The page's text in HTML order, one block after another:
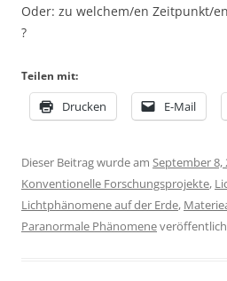
Oder: zu welchem/en Zeitpunkt/
?
Teilen mit:
Drucken E-Mail
Dieser Beitrag wurde am September 8,
Konventionelle Forschungsprojekte,
Lichtphänomene auf der Erde,
Paranormale Phänomene